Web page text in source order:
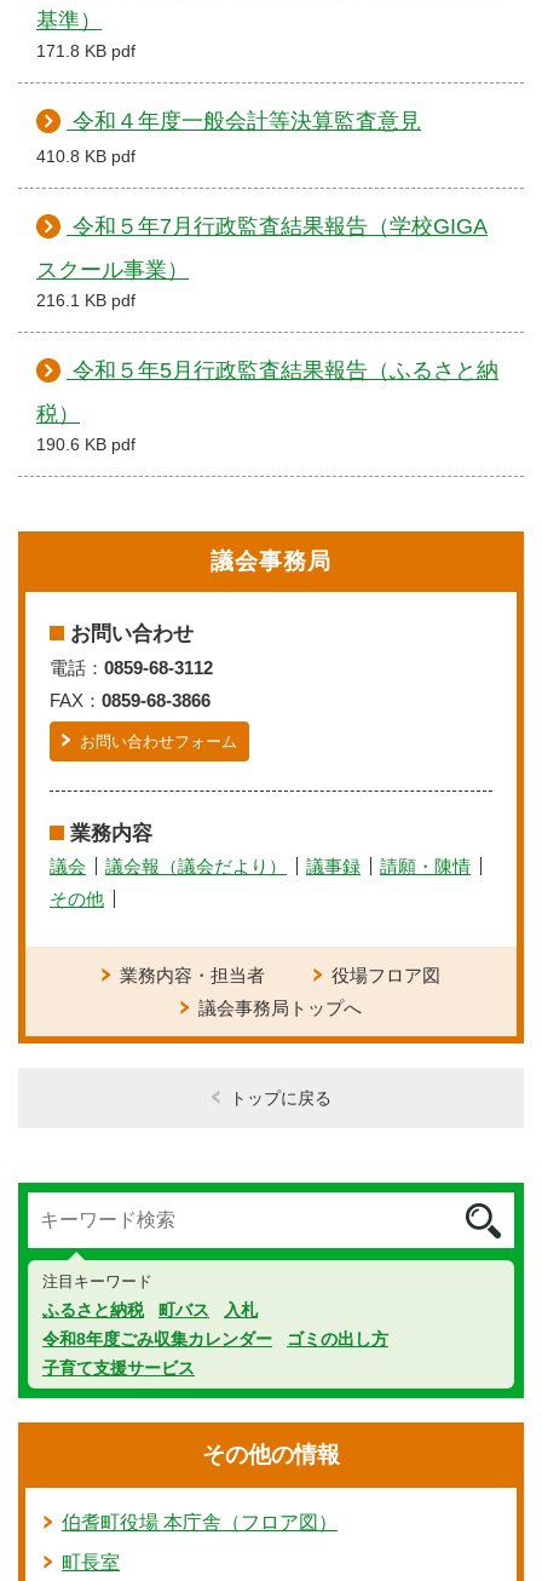
基準）
171.8 KB pdf
令和４年度一般会計等決算監査意見
410.8 KB pdf
令和５年7月行政監査結果報告（学校GIGA
スクール事業）
216.1 KB pdf
令和５年5月行政監査結果報告（ふるさと納
税）
190.6 KB pdf
議会事務局
お問い合わせ
電話： 0859-68-3112
FAX： 0859-68-3866
お問い合わせフォーム
業務内容
議会 議会報（議会だより） 議事録
請願・陳情
その他
業務内容・担当者
役場フロア図
議会事務局トップへ
トップに戻る
注目キーワード
ふるさと納税 町バス
入札
令和8年度ごみ収集カレンダー
ゴミの出し方
子育て支援サービス
その他の情報
伯耆町役場 本庁舎（フロア図）
町長室